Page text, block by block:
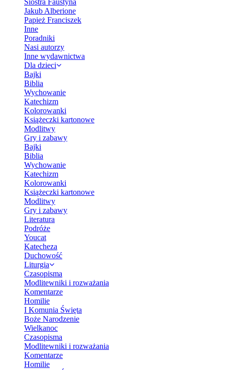
Siostra Faustyna
Jakub Alberione
Papież Franciszek
Inne
Poradniki
Nasi autorzy
Inne wydawnictwa
Dla dzieci
Bajki
Biblia
Wychowanie
Katechizm
Kolorowanki
Książeczki kartonowe
Modlitwy
Gry i zabawy
Bajki
Biblia
Wychowanie
Katechizm
Kolorowanki
Książeczki kartonowe
Modlitwy
Gry i zabawy
Literatura
Podróże
Youcat
Katecheza
Duchowość
Liturgia
Czasopisma
Modlitewniki i rozważania
Komentarze
Homilie
I Komunia Święta
Boże Narodzenie
Wielkanoc
Czasopisma
Modlitewniki i rozważania
Komentarze
Homilie